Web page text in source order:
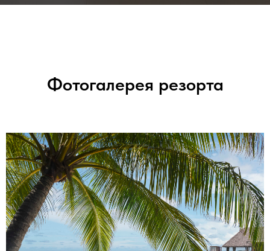
Фотогалерея резорта